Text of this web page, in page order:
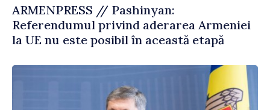
ARMENPRESS // Pashinyan:
Referendumul privind aderarea Armeniei
la UE nu este posibil în această etapă